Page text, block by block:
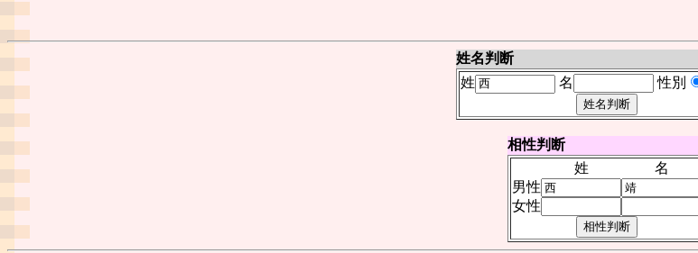
姓名判断
姓
名 性別
相性判断
姓
名
男性
女性